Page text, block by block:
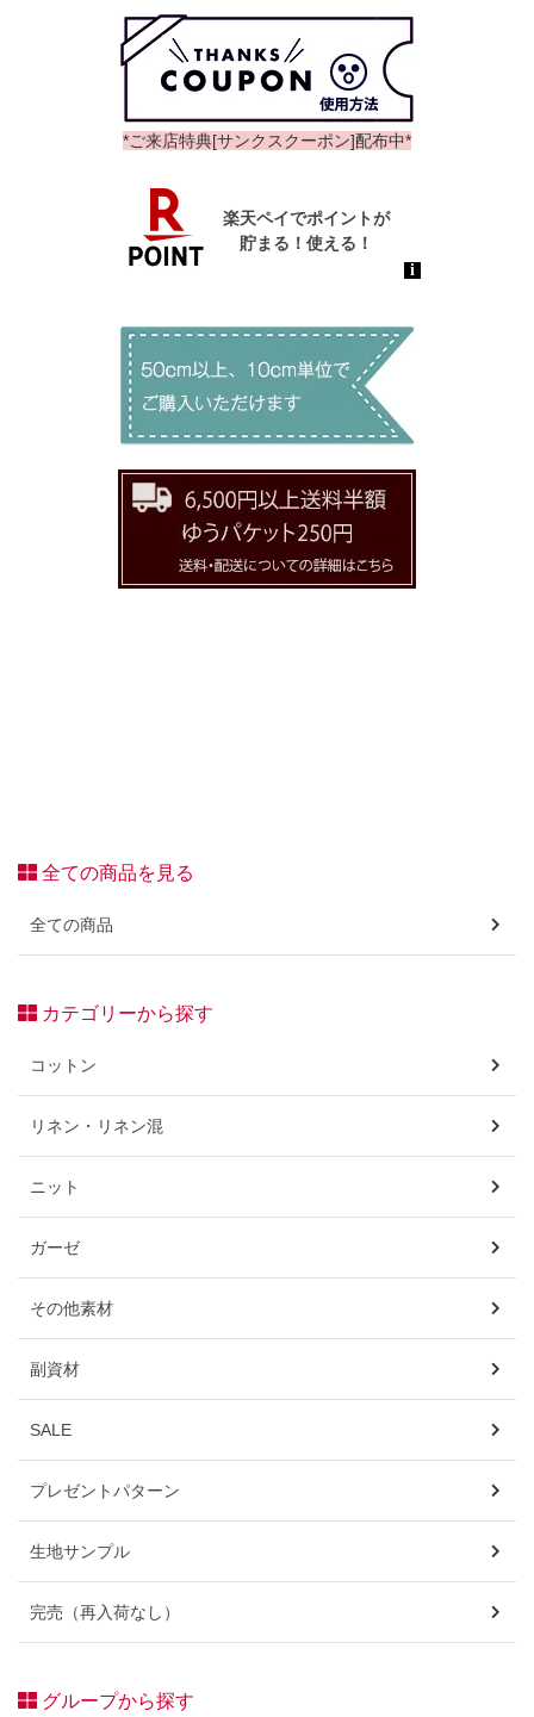
*ご来店特典[サンクスクーポン]配布中*
全ての商品を見る
全ての商品
カテゴリーから探す
コットン
リネン・リネン混
ニット
ガーゼ
その他素材
副資材
SALE
プレゼントパターン
生地サンプル
完売（再入荷なし）
グループから探す